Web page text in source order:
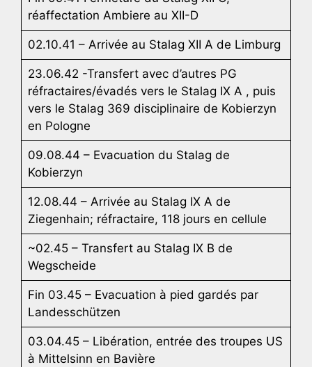
réaffectation Ambiere au XII-D
02.10.41 – Arrivée au Stalag XII A de Limburg
23.06.42 -Transfert avec d’autres PG
réfractaires/évadés vers le Stalag IX A , puis
vers le Stalag 369 disciplinaire de Kobierzyn
en Pologne
09.08.44 – Evacuation du Stalag de
Kobierzyn
12.08.44 – Arrivée au Stalag IX A de
Ziegenhain; réfractaire, 118 jours en cellule
~02.45 – Transfert au Stalag IX B de
Wegscheide
Fin 03.45 – Evacuation à pied gardés par
Landesschützen
03.04.45 – Libération, entrée des troupes US
à Mittelsinn en Bavière